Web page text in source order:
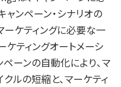
ンペーン・シナリオの
ーケティングに必要な一
ティングオートメーシ
ペーンの自動化により、マ
ルの短縮と、マーケティ